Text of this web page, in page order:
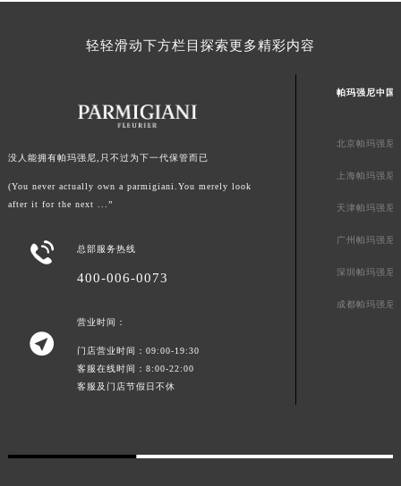
轻轻滑动下方栏目探索更多精彩内容
没人能拥有帕玛强尼,只不过为下一代保管而已
(You never actually own a parmigiani.You merely look
after it for the next ...”
 总部服务热线
400-006-0073

营业时间：
门店营业时间：09:00-19:30
客服在线时间：8:00-22:00
客服及门店节假日不休
帕玛强尼中国
北京帕玛强尼
上海帕玛强尼
天津帕玛强尼
广州帕玛强尼
深圳帕玛强尼
成都帕玛强尼